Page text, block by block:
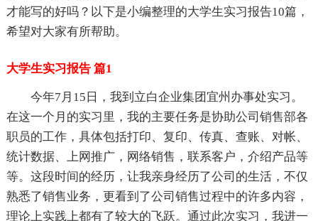
才能写的好吗？以下是小编整理的大学生实习报告10篇，
希望对大家有所帮助。
大学生实习报告 篇1
今年7月15日，我到立白企业集团宜州办事处实习。
在这一个月的实习里，我的主要任务是协助公司销售部各
职员的工作，具体包括打印、复印、传真、查账、对帐、
统计数据、上网推广，网络销售，联系客户，介绍产品等
等。这段时间的经历，让我亲身经历了公司的生活，不仅
熟悉了销售业务，更看到了公司销售过程中的许多内容，
理论上实践上都有了较大的飞跃。通过此次实习，我进一